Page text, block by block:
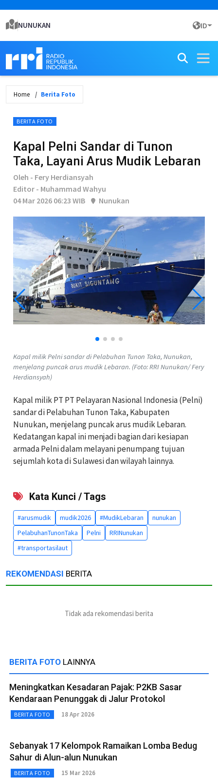
NUNUKAN ID
Home Berita Foto
BERITA FOTO
Kapal Pelni Sandar di Tunon
Taka, Layani Arus Mudik Lebaran
Oleh - Fery Herdiansyah
Editor - Muhammad Wahyu
04 Mar 2026 06:23 WIB
Nunukan
Kapal milik Pelni sandar di Pelabuhan Tunon Taka, Nunukan,
menjelang puncak arus mudik Lebaran. (Foto: RRI Nunukan/ Fery
Herdiansyah)
Kapal milik PT PT Pelayaran Nasional Indonesia (Pelni)
sandar di Pelabuhan Tunon Taka, Kabupaten
Nunukan, menjelang puncak arus mudik Lebaran.
Kedatangan kapal ini menjadi bagian dari kesiapan
armada Pelni dalam melayani penumpang tujuan
sejumlah kota di Sulawesi dan wilayah lainnya.
Kata Kunci / Tags
#arusmudik mudik2026 #MudikLebaran
nunukan
PelabuhanTunonTaka
Pelni
RRINunukan
#transportasilaut
REKOMENDASI BERITA
Tidak ada rekomendasi berita
BERITA FOTO LAINNYA
Meningkatkan Kesadaran Pajak: P2KB Sasar
Kendaraan Penunggak di Jalur Protokol
BERITA FOTO 18 Apr 2026
Sebanyak 17 Kelompok Ramaikan Lomba Bedug
Sahur di Alun-alun Nunukan
BERITA FOTO 15 Mar 2026